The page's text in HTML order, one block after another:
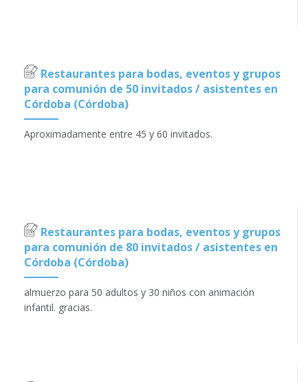
Restaurantes para bodas, eventos y grupos
para comunión de 50 invitados / asistentes en
Córdoba (Córdoba)
Aproximadamente entre 45 y 60 invitados.
Restaurantes para bodas, eventos y grupos
para comunión de 80 invitados / asistentes en
Córdoba (Córdoba)
almuerzo para 50 adultos y 30 niños con animación
infantil. gracias.